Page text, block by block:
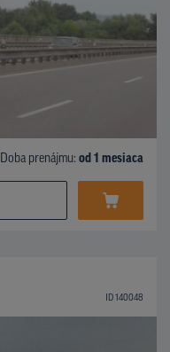
Doba prenájmu: od 1 mesiaca
ID 140048